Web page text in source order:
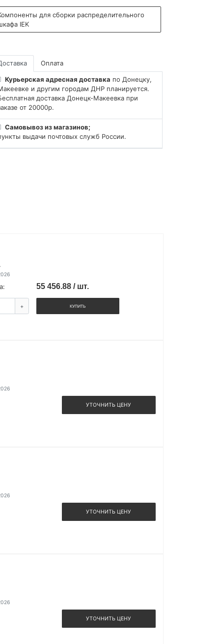
для сборки распределительного
IEK
Оплата
Курьерская адресная доставка по Донецку,
и другим городам ДНР планируется.
доставка Донецк-Макеевка при
от 20000р.
Самовывоз из магазинов;
выдачи почтовых служб России.
55 456.88 / шт.
+ КУПИТЬ
УТОЧНИТЬ ЦЕНУ
УТОЧНИТЬ ЦЕНУ
УТОЧНИТЬ ЦЕНУ